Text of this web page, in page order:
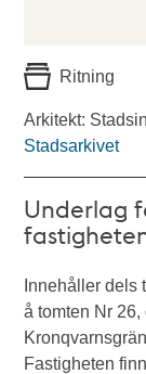
Ritning
Arkitekt:
Stadsarkivet
Underlag
Innehåller dels
å tomten Nr
Fastigheten